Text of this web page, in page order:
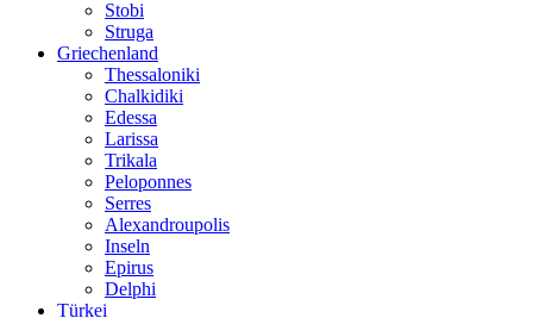
Stobi
Struga
Griechenland
Thessaloniki
Chalkidiki
Edessa
Larissa
Trikala
Peloponnes
Serres
Alexandroupolis
Inseln
Epirus
Delphi
Türkei